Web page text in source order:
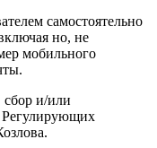
самостоятельно
но, не
мобильного
сбор и/или
Регулирующих